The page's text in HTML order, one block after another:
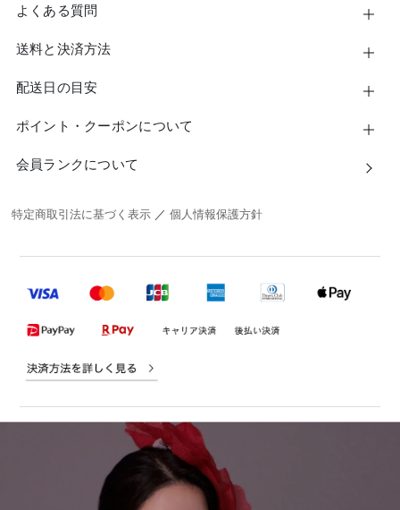
よくある質問
送料と決済方法
配送日の目安
ポイント・クーポンについて
会員ランクについて
特定商取引法に基づく表示 ／個人情報保護方針